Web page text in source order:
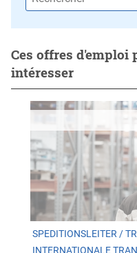
Ces offres d'emploi
intéresser
SPEDITIONSLEITER /